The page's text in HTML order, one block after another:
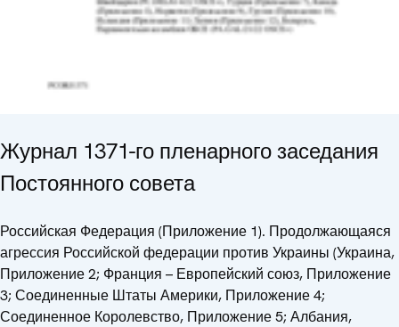
Журнал 1371-го пленарного заседания
Постоянного совета
Российская Федерация (Приложение 1). Продолжающаяся
агрессия Российской федерации против Украины (Украина,
Приложение 2; Франция – Европейский союз, Приложение
3; Соединенные Штаты Америки, Приложение 4;
Соединенное Королевство, Приложение 5; Албания,